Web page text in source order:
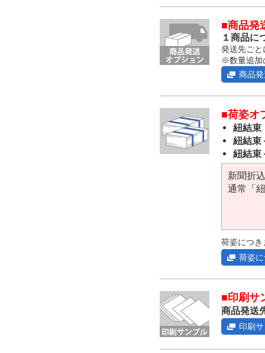
■商品発
１商品に
発送先ごと
※数量追加
商品
■荷姿オ
紐結束
紐結束
紐結束
新聞折
通常「
荷姿につき
荷姿
■印刷サ
商品発送
印刷